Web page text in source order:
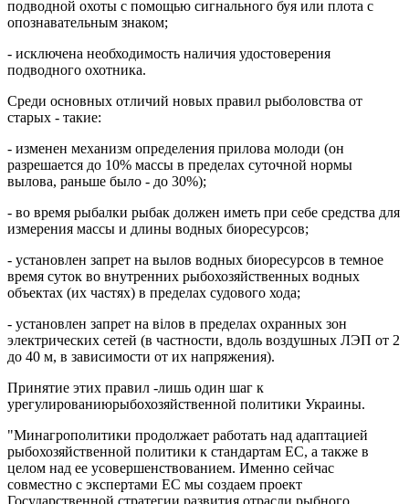
подводной охоты с помощью сигнального буя или плота с
опознавательным знаком;
- исключена необходимость наличия удостоверения
подводного охотника.
Среди основных отличий новых правил рыболовства от
старых - такие:
- изменен механизм определения прилова молоди (он
разрешается до 10% массы в пределах суточной нормы
вылова, раньше было - до 30%);
- во время рыбалки рыбак должен иметь при себе средства для
измерения массы и длины водных биоресурсов;
- установлен запрет на вылов водных биоресурсов в темное
время суток во внутренних рыбохозяйственных водных
объектах (их частях) в пределах судового хода;
- установлен запрет на вілов в пределах охранных зон
электрических сетей (в частности, вдоль воздушных ЛЭП от 2
до 40 м, в зависимости от их напряжения).
Принятие этих правил -лишь один шаг к
урегулированиюрыбохозяйственной политики Украины.
"Минагрополитики продолжает работать над адаптацией
рыбохозяйственной политики к стандартам ЕС, а также в
целом над ее усовершенствованием. Именно сейчас
совместно с экспертами ЕС мы создаем проект
Государственной стратегии развития отрасли рыбного